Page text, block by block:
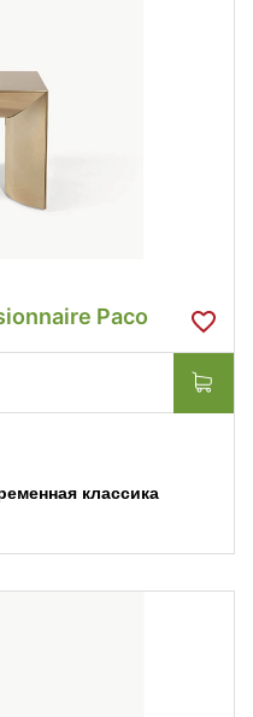
Paco
классика